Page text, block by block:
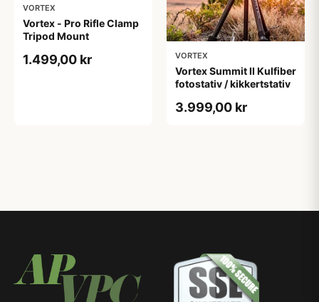
VORTEX
Vortex - Pro Rifle Clamp
Tripod Mount
1.499,00 kr VORTEX
Vortex Summit II Kulfiber
fotostativ / kikkertstativ
3.999,00 kr